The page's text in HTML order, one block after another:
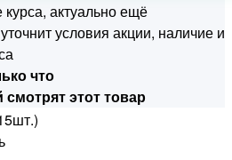
актуально ещё
условия акции, наличие и
что
смотрят этот товар